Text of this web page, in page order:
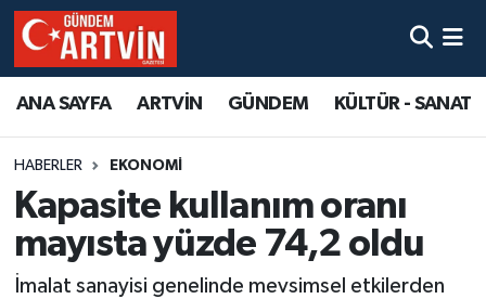
ANA SAYFA ARTVİN GÜNDEM KÜLTÜR - SANAT
HABERLER EKONOMİ
Kapasite kullanım oranı
mayısta yüzde 74,2 oldu
İmalat sanayisi genelinde mevsimsel etkilerden